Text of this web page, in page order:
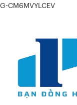
G-CM6MVYLCEV